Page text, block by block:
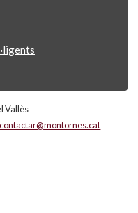
Vallès
contactar@montornes.cat